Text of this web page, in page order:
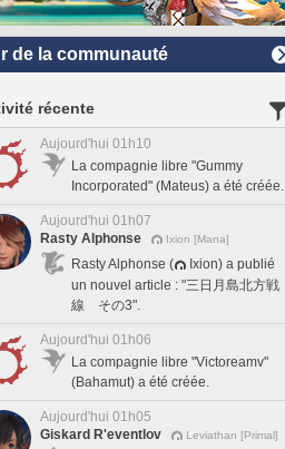
de la communauté
récente
Aujourd'hui 01h10
La compagnie libre "Gummy
Incorporated" (Mateus) a été créée.
Aujourd'hui 01h07
Rasty Alphonse
Ixion [Mana]
Rasty Alphonse (
Ixion) a publié
un nouvel article : "三日月島北方戦
線 その3".
Aujourd'hui 01h06
La compagnie libre "Victoreamv"
(Bahamut) a été créée.
Aujourd'hui 01h05
Giskard R'eventlov
Leviathan [Primal]